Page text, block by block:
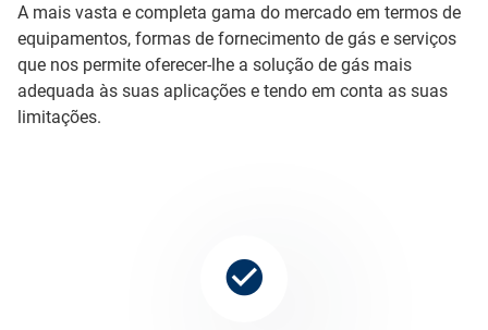
A mais vasta e completa gama do mercado em termos de
equipamentos, formas de fornecimento de gás e serviços
que nos permite oferecer-lhe a solução de gás mais
adequada às suas aplicações e tendo em conta as suas
limitações.